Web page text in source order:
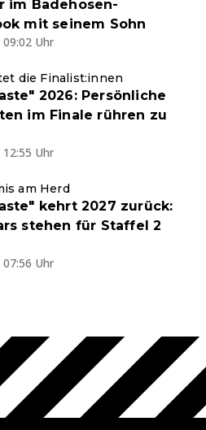
im Badehosen-
mit seinem Sohn
09:02 Uhr
die Finalist:innen
2026: Persönliche
im Finale rühren zu
12:55 Uhr
am Herd
kehrt 2027 zurück:
stehen für Staffel 2
07:56 Uhr